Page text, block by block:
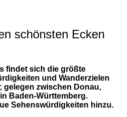
schönsten Ecken
findet sich die größte
und Wanderzielen
gelegen zwischen Donau,
Baden-Württemberg.
Sehenswürdigkeiten hinzu.